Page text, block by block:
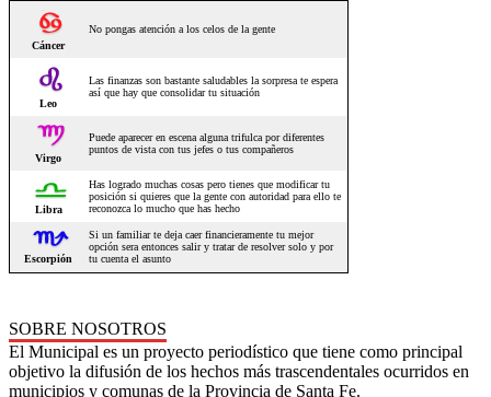
SOBRE NOSOTROS
El Municipal es un proyecto periodístico que tiene como principal
objetivo la difusión de los hechos más trascendentales ocurridos en
municipios y comunas de la Provincia de Santa Fe.